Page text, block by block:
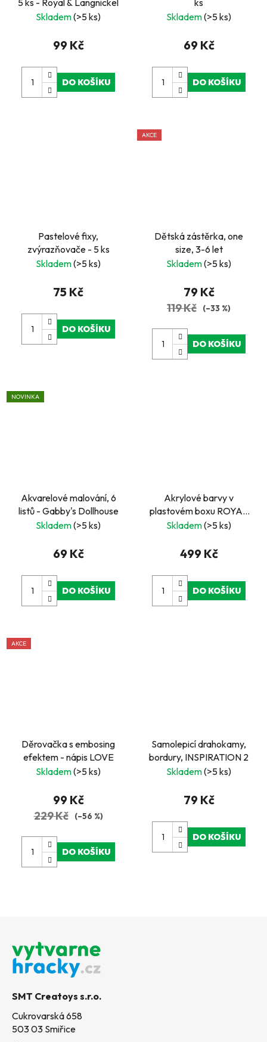
5 ks - Royal & Langnickel
Skladem(>5 ks)
99 Kč
DO KOŠÍKU
ks
Skladem(>5 ks)
69 Kč
DO KOŠÍKU
Pastelové fixy,
zvýrazňovače - 5 ks
Skladem(>5 ks)
75 Kč
DO KOŠÍKU
AKCE
Dětská zástěrka, one
size, 3-6 let
Skladem(>5 ks)
79 Kč
119 Kč (–33 %)
DO KOŠÍKU
NOVINKA
Akvarelové malování, 6
listů - Gabby's Dollhouse
Skladem(>5 ks)
69 Kč
DO KOŠÍKU
Akrylové barvy v
plastovém boxu ROYAL
and LANGNICKEL
Skladem(>5 ks)
499 Kč
DO KOŠÍKU
AKCE
Děrovačka s embosing
efektem - nápis LOVE
Skladem(>5 ks)
99 Kč
229 Kč (–56 %)
DO KOŠÍKU
Samolepicí drahokamy,
bordury, INSPIRATION 2
Skladem(>5 ks)
79 Kč
DO KOŠÍKU
SMT Creatoys s.r.o.
Cukrovarská 658
503 03 Smiřice